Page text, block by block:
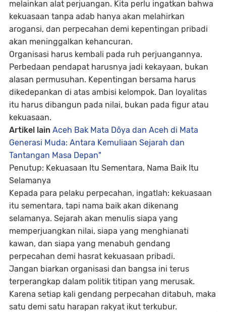
melainkan alat perjuangan. Kita perlu ingatkan bahwa
kekuasaan tanpa adab hanya akan melahirkan
arogansi, dan perpecahan demi kepentingan pribadi
akan meninggalkan kehancuran.
Organisasi harus kembali pada ruh perjuangannya.
Perbedaan pendapat harusnya jadi kekayaan, bukan
alasan permusuhan. Kepentingan bersama harus
dikedepankan di atas ambisi kelompok. Dan loyalitas
itu harus dibangun pada nilai, bukan pada figur atau
kekuasaan.
Artikel lain Aceh Bak Mata Dôya dan Aceh di Mata
Generasi Muda: Antara Kemuliaan Sejarah dan
Tantangan Masa Depan"
Penutup: Kekuasaan Itu Sementara, Nama Baik Itu
Selamanya
Kepada para pelaku perpecahan, ingatlah: kekuasaan
itu sementara, tapi nama baik akan dikenang
selamanya. Sejarah akan menulis siapa yang
memperjuangkan nilai, siapa yang menghianati
kawan, dan siapa yang menabuh gendang
perpecahan demi hasrat kekuasaan pribadi.
Jangan biarkan organisasi dan bangsa ini terus
terperangkap dalam politik titipan yang merusak.
Karena setiap kali gendang perpecahan ditabuh, maka
satu demi satu harapan rakyat ikut terkubur.